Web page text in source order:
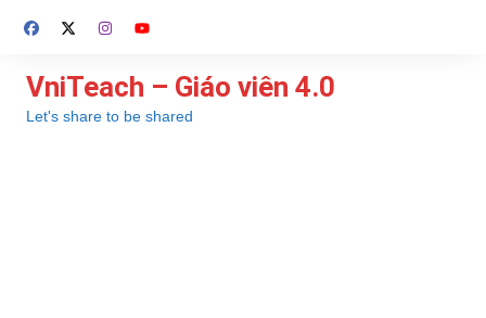
đến
dung
VniTeach – Giáo viên 4.0
Let's share to be shared